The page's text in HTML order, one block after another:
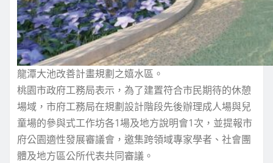
龍潭大池改善計畫規劃之嬉水區。
桃園市政府工務局表示，為了建置符合市民期待的休憩
場域，市府工務局在規劃設計階段先後辦理成人場與兒
童場的參與式工作坊各1場及地方說明會1次，並提報市
府公園適性發展審議會，邀集跨領域專家學者、社會團
體及地方區公所代表共同審議。